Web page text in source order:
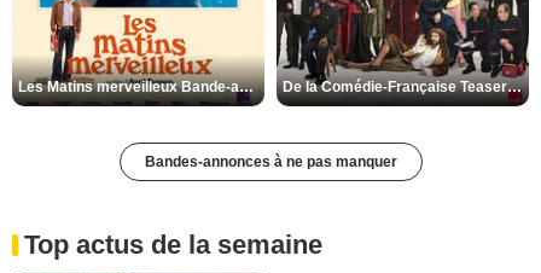
Les Matins merveilleux Bande-annonce VF De la Comédie-Française Teaser VF
Bandes-annonces à ne pas manquer
Top actus de la semaine